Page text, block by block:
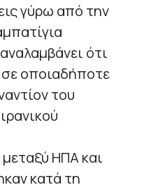
γύρω από την
ότι
οποιαδήποτε
του
ΗΠΑ και
κατά τη